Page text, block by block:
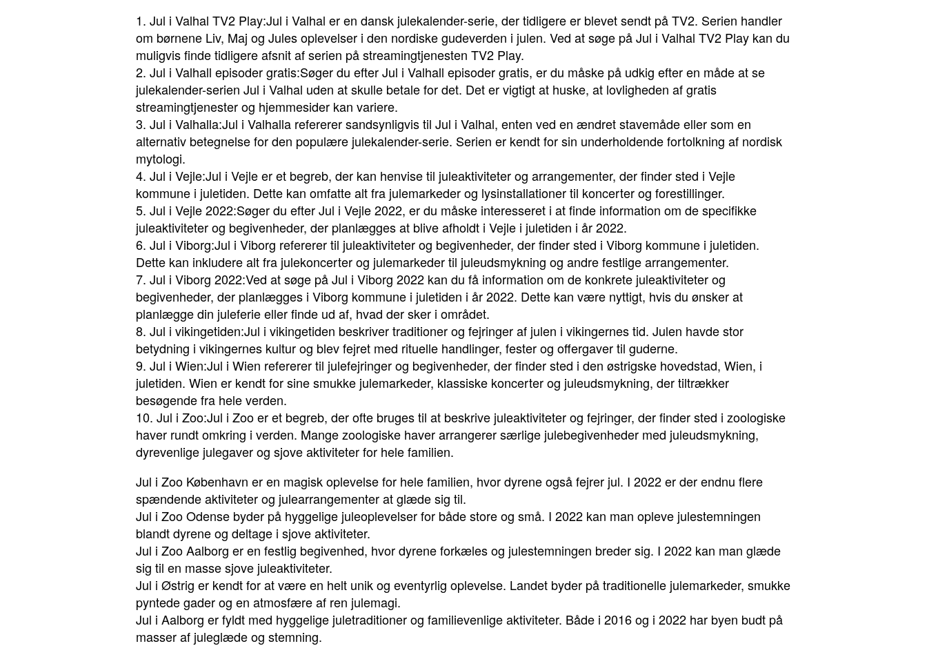
1. Jul i Valhal TV2 Play:Jul i Valhal er en dansk julekalender-serie, der tidligere er blevet sendt på TV2. Serien handler
om børnene Liv, Maj og Jules oplevelser i den nordiske gudeverden i julen. Ved at søge på Jul i Valhal TV2 Play kan du
muligvis finde tidligere afsnit af serien på streamingtjenesten TV2 Play.
2. Jul i Valhall episoder gratis:Søger du efter Jul i Valhall episoder gratis, er du måske på udkig efter en måde at se
julekalender-serien Jul i Valhal uden at skulle betale for det. Det er vigtigt at huske, at lovligheden af gratis
streamingtjenester og hjemmesider kan variere.
3. Jul i Valhalla:Jul i Valhalla refererer sandsynligvis til Jul i Valhal, enten ved en ændret stavemåde eller som en
alternativ betegnelse for den populære julekalender-serie. Serien er kendt for sin underholdende fortolkning af nordisk
mytologi.
4. Jul i Vejle:Jul i Vejle er et begreb, der kan henvise til juleaktiviteter og arrangementer, der finder sted i Vejle
kommune i juletiden. Dette kan omfatte alt fra julemarkeder og lysinstallationer til koncerter og forestillinger.
5. Jul i Vejle 2022:Søger du efter Jul i Vejle 2022, er du måske interesseret i at finde information om de specifikke
juleaktiviteter og begivenheder, der planlægges at blive afholdt i Vejle i juletiden i år 2022.
6. Jul i Viborg:Jul i Viborg refererer til juleaktiviteter og begivenheder, der finder sted i Viborg kommune i juletiden.
Dette kan inkludere alt fra julekoncerter og julemarkeder til juleudsmykning og andre festlige arrangementer.
7. Jul i Viborg 2022:Ved at søge på Jul i Viborg 2022 kan du få information om de konkrete juleaktiviteter og
begivenheder, der planlægges i Viborg kommune i juletiden i år 2022. Dette kan være nyttigt, hvis du ønsker at
planlægge din juleferie eller finde ud af, hvad der sker i området.
8. Jul i vikingetiden:Jul i vikingetiden beskriver traditioner og fejringer af julen i vikingernes tid. Julen havde stor
betydning i vikingernes kultur og blev fejret med rituelle handlinger, fester og offergaver til guderne.
9. Jul i Wien:Jul i Wien refererer til julefejringer og begivenheder, der finder sted i den østrigske hovedstad, Wien, i
juletiden. Wien er kendt for sine smukke julemarkeder, klassiske koncerter og juleudsmykning, der tiltrækker
besøgende fra hele verden.
10. Jul i Zoo:Jul i Zoo er et begreb, der ofte bruges til at beskrive juleaktiviteter og fejringer, der finder sted i zoologiske
haver rundt omkring i verden. Mange zoologiske haver arrangerer særlige julebegivenheder med juleudsmykning,
dyrevenlige julegaver og sjove aktiviteter for hele familien.
Jul i Zoo København er en magisk oplevelse for hele familien, hvor dyrene også fejrer jul. I 2022 er der endnu flere
spændende aktiviteter og julearrangementer at glæde sig til.
Jul i Zoo Odense byder på hyggelige juleoplevelser for både store og små. I 2022 kan man opleve julestemningen
blandt dyrene og deltage i sjove aktiviteter.
Jul i Zoo Aalborg er en festlig begivenhed, hvor dyrene forkæles og julestemningen breder sig. I 2022 kan man glæde
sig til en masse sjove juleaktiviteter.
Jul i Østrig er kendt for at være en helt unik og eventyrlig oplevelse. Landet byder på traditionelle julemarkeder, smukke
pyntede gader og en atmosfære af ren julemagi.
Jul i Aalborg er fyldt med hyggelige juletraditioner og familievenlige aktiviteter. Både i 2016 og i 2022 har byen budt på
masser af juleglæde og stemning.